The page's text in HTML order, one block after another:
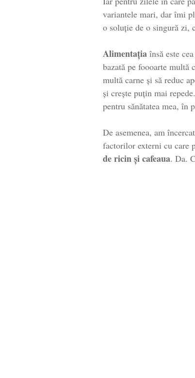
variantele mari, dar îmi
o soluție de o singură zi,
Alimentația însă este
bazată pe foooarte multă
multă carne și să reduc
și crește puțin mai
pentru sănătatea mea, în
De asemenea, am
factorilor externi cu care
de ricin și cafeaua. Da.